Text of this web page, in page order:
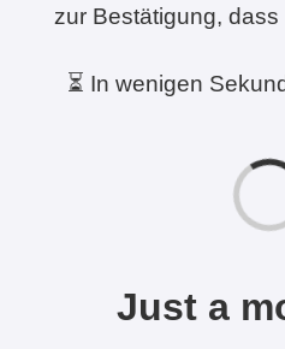
zur Bestätigung, dass
⏳ In wenigen
Just a